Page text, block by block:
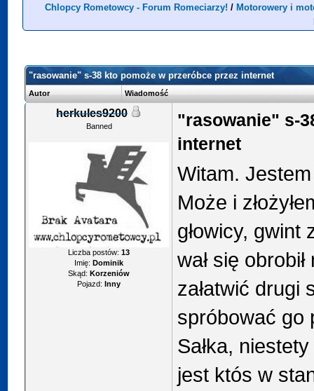
Chlopcy Rometowcy - Forum Romeciarzy! / Motorowery i
"rasowanie" s-38 kto pomoże w przeróbce przez internet
Autor Wiadomość
herkules9200
Banned
Liczba postów:13
Imię: Dominik
Skąd: Korzeniów
Pojazd: Inny
"rasowanie" s-
internet
Witam.
Może i
głowicy, gwint
wał się
załatwić drugi
spróbować go
Sałka,
jest któs w